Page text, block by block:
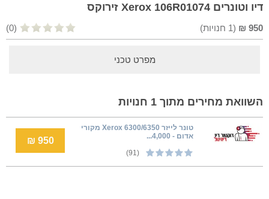
דיו וטונרים Xerox 106R01074 זירוקס
950
₪
(
1 חנויות) (0)
מפרט טכני
השוואת מחירים מתוך 1 חנויות
טונר לייזר Xerox 6300/6350 מקורי
אדום - 4,000...
(91)
950 ₪